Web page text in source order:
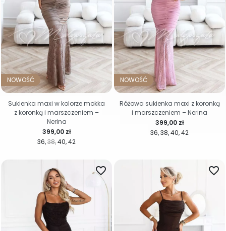
NOWOŚĆ
36 38 40 42
Cena
399,00 zł
Sukienka maxi w kolorze mokka
z koronką i marszczeniem –
Nerina
NOWOŚĆ
36 38 40 42
Cena
399,00 zł
Różowa sukienka maxi z koronką
i marszczeniem – Nerina
favorite_border favorite_border